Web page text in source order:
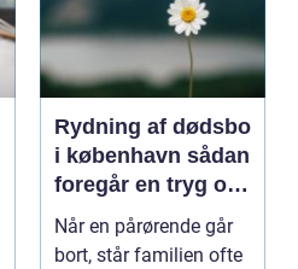
Rydning af dødsbo
i københavn sådan
foregår en tryg og
effektiv proces
Når en pårørende går
bort, står familien ofte